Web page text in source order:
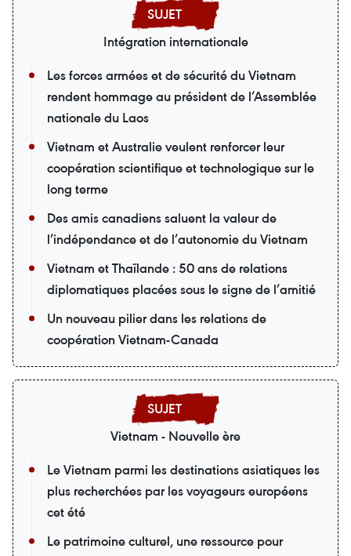
Intégration internationale
Les forces armées et de sécurité du Vietnam
rendent hommage au président de l’Assemblée
nationale du Laos
Vietnam et Australie veulent renforcer leur
coopération scientifique et technologique sur le
long terme
Des amis canadiens saluent la valeur de
l’indépendance et de l’autonomie du Vietnam
Vietnam et Thaïlande : 50 ans de relations
diplomatiques placées sous le signe de l’amitié
Un nouveau pilier dans les relations de
coopération Vietnam-Canada
Vietnam - Nouvelle ère
Le Vietnam parmi les destinations asiatiques les
plus recherchées par les voyageurs européens
cet été
Le patrimoine culturel, une ressource pour